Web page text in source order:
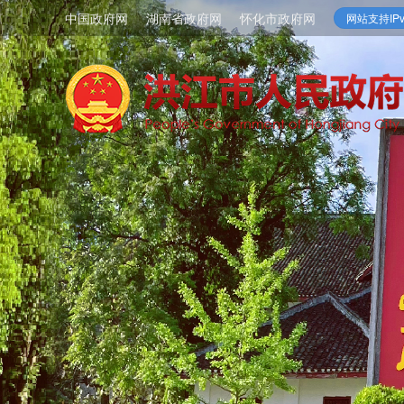
中国政府网 湖南省政府网 怀化市政府网 网站支持